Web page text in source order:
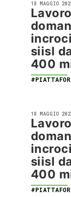
18 MAGGIO
siisl
400
18 MAGGIO
siisl
400